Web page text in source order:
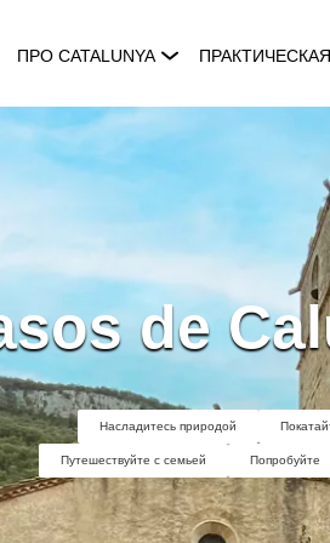
ПРО CATALUNYA
de
Насладитесь природой
Путешествуйте с семьей Попробуйте